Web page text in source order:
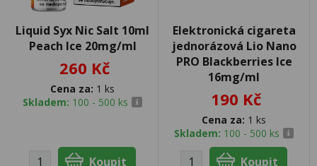
Liquid Syx Nic Salt 10ml
Peach Ice 20mg/ml
260 Kč
Cena za: 1 ks
Skladem: 100 - 500 ks
Elektronická cigareta
jednorázová Lio Nano
PRO Blackberries Ice
16mg/ml
190 Kč
Cena za: 1 ks
Skladem: 100 - 500 ks